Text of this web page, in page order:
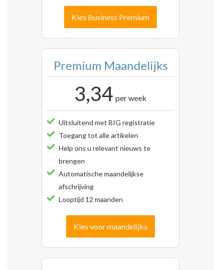
Kies Business Premium
Premium Maandelijks
3,34 per week
Uitsluitend met BIG registratie
Toegang tot alle artikelen
Help ons u relevant nieuws te
brengen
Automatische maandelijkse
afschrijving
Looptijd 12 maanden
Kies voor maandelijks